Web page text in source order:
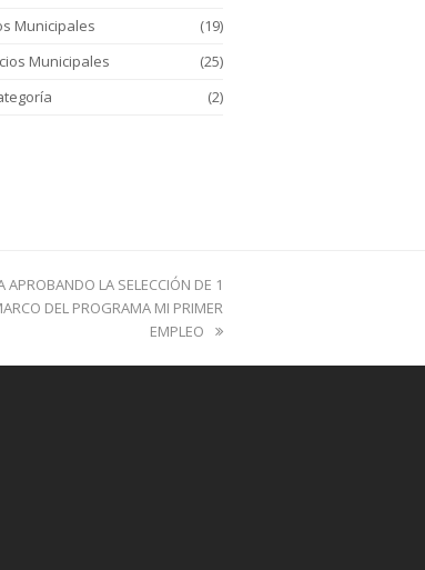
Municipales
(19)
Municipales
(25)
(2)
APROBANDO LA SELECCIÓN DE 1
DEL PROGRAMA MI PRIMER
EMPLEO